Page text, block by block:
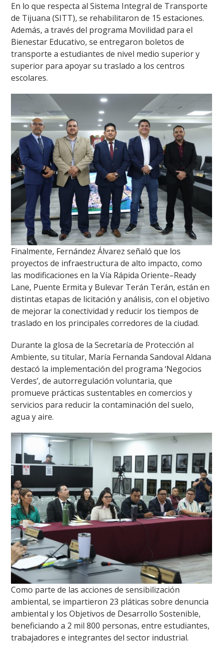
En lo que respecta al Sistema Integral de Transporte
de Tijuana (SITT), se rehabilitaron de 15 estaciones.
Además, a través del programa Movilidad para el
Bienestar Educativo, se entregaron boletos de
transporte a estudiantes de nivel medio superior y
superior para apoyar su traslado a los centros
escolares.
Finalmente, Fernández Álvarez señaló que los
proyectos de infraestructura de alto impacto, como
las modificaciones en la Vía Rápida Oriente–Ready
Lane, Puente Ermita y Bulevar Terán Terán, están en
distintas etapas de licitación y análisis, con el objetivo
de mejorar la conectividad y reducir los tiempos de
traslado en los principales corredores de la ciudad.
Durante la glosa de la Secretaría de Protección al
Ambiente, su titular, María Fernanda Sandoval Aldana
destacó la implementación del programa ‘Negocios
Verdes’, de autorregulación voluntaria, que
promueve prácticas sustentables en comercios y
servicios para reducir la contaminación del suelo,
agua y aire.
Como parte de las acciones de sensibilización
ambiental, se impartieron 23 pláticas sobre denuncia
ambiental y los Objetivos de Desarrollo Sostenible,
beneficiando a 2 mil 800 personas, entre estudiantes,
trabajadores e integrantes del sector industrial.